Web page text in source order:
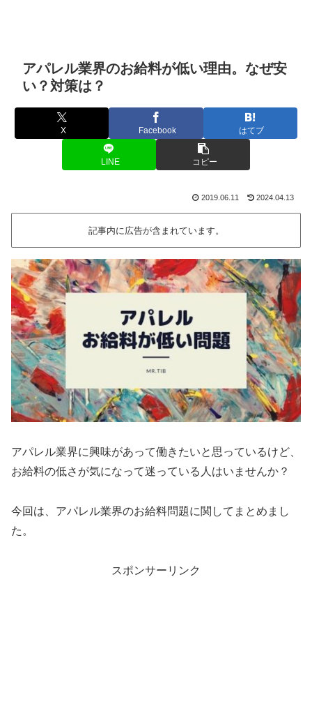
アパレル業界のお給料が低い理由。なぜ安
い？対策は？
X Facebook はてブ
LINE コピー
2019.06.11 2024.04.13
記事内に広告が含まれています。
アパレル業界に興味があって働きたいと思っているけど、
お給料の低さが気になって迷っている人はいませんか？
今回は、アパレル業界のお給料問題に関してまとめまし
た。
スポンサーリンク